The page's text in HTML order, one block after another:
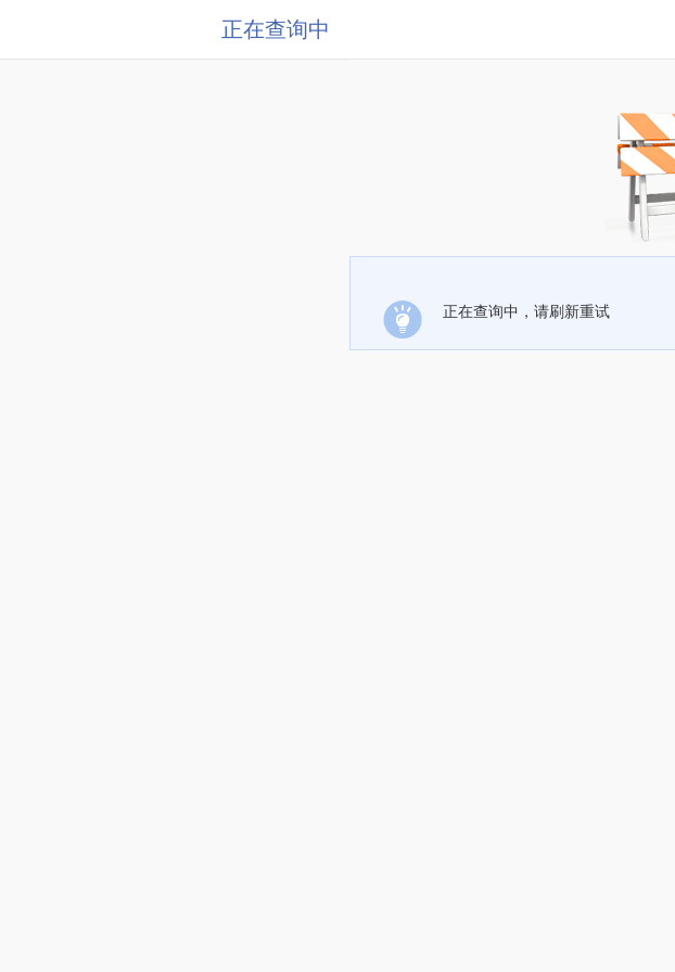
正在查询中
正在查询中，请刷新重试